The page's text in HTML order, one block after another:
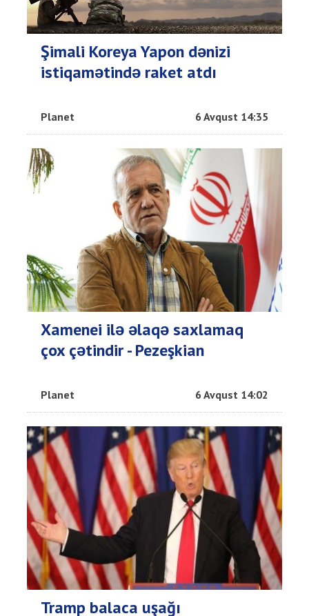
Şimali Koreya Yapon dənizi
istiqamətində raket atdı
Planet 6 Avqust 14:35
Xamenei ilə əlaqə saxlamaq
çox çətindir - Pezeşkian
Planet 6 Avqust 14:02
Tramp balaca uşağı